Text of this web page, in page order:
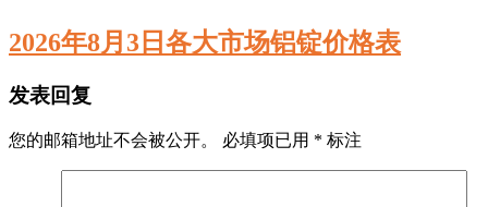
2026年8月3日各大市场铝锭价格表
发表回复
您的邮箱地址不会被公开。 必填项已用 * 标注